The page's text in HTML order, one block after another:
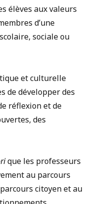
élèves aux valeurs
d’une
sociale ou
et culturelle
de développer des
réflexion et de
des
que les professeurs
au parcours
citoyen et au